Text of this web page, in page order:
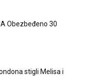
Obezbeđeno 30
stigli Melisa i